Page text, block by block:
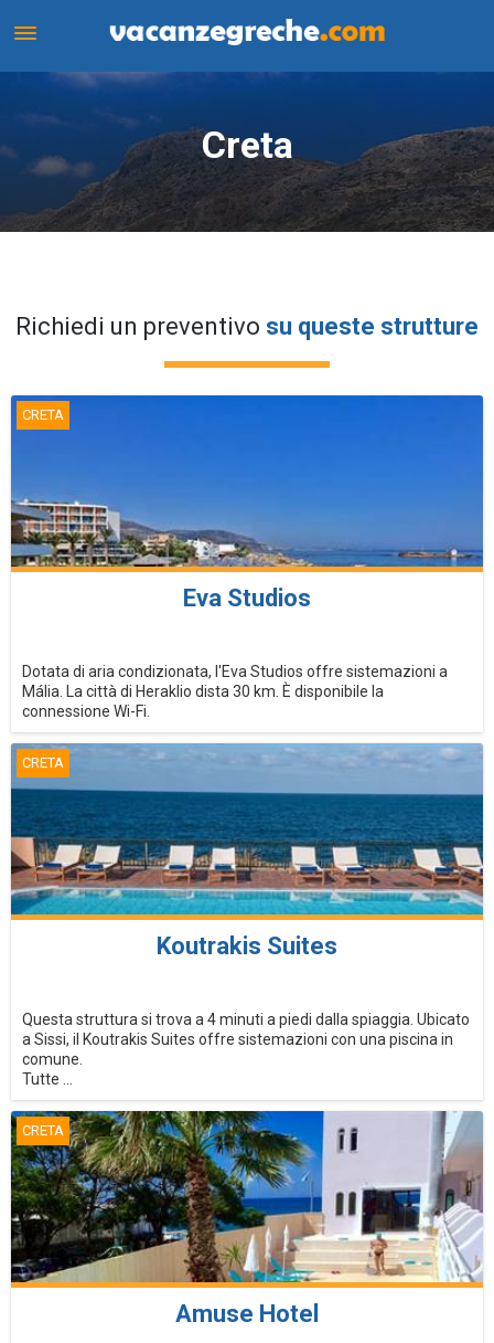
Creta
Richiedi un preventivo su queste strutture
CRETA
Eva Studios
Dotata di aria condizionata, l'Eva Studios offre sistemazioni a
Mália. La città di Heraklio dista 30 km. È disponibile la
connessione Wi-Fi.
CRETA
Koutrakis Suites
Questa struttura si trova a 4 minuti a piedi dalla spiaggia. Ubicato
a Sissi, il Koutrakis Suites offre sistemazioni con una piscina in
comune.
Tutte ...
CRETA
Amuse Hotel